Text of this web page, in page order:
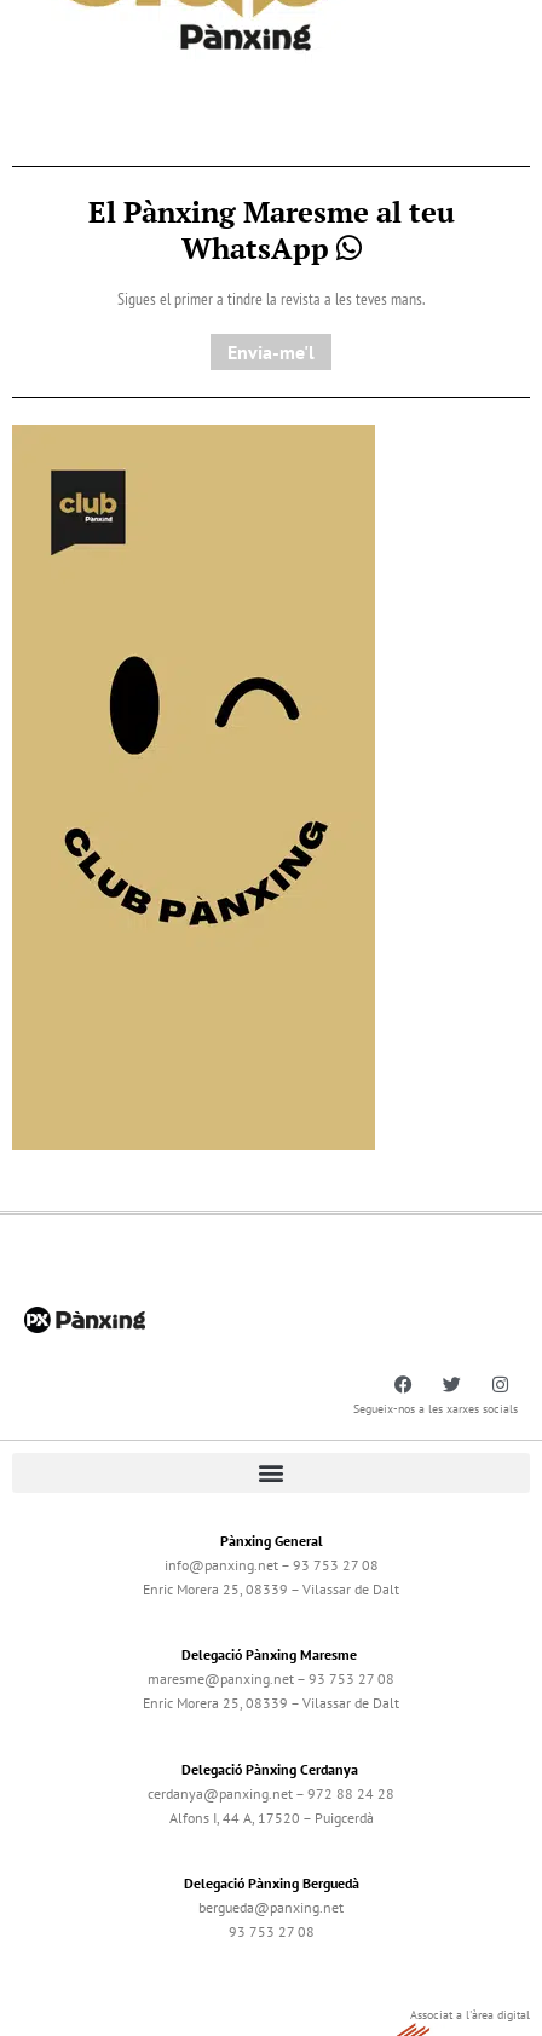
El Pànxing Maresme al teu
WhatsApp
Sigues el primer a tindre la revista a les teves mans.
Envia-me'l
Segueix-nos a les xarxes socials
Pànxing General
info@panxing.net – 93 753 27 08
Enric Morera 25, 08339 – Vilassar de Dalt
Delegació Pànxing Maresme
maresme@panxing.net – 93 753 27 08
Enric Morera 25, 08339 – Vilassar de Dalt
Delegació Pànxing Cerdanya
cerdanya@panxing.net – 972 88 24 28
Alfons I, 44 A, 17520 – Puigcerdà
Delegació Pànxing Berguedà
bergueda@panxing.net
93 753 27 08
Associat a l'àrea digital